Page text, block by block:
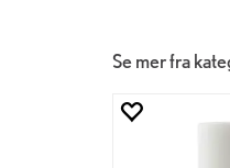
Se mer fra